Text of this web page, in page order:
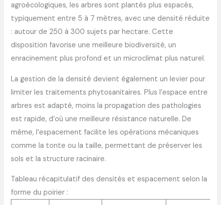
agroécologiques, les arbres sont plantés plus espacés,
typiquement entre 5 à 7 mètres, avec une densité réduite
: autour de 250 à 300 sujets par hectare. Cette
disposition favorise une meilleure biodiversité, un
enracinement plus profond et un microclimat plus naturel.
La gestion de la densité devient également un levier pour
limiter les traitements phytosanitaires. Plus l’espace entre
arbres est adapté, moins la propagation des pathologies
est rapide, d’où une meilleure résistance naturelle. De
même, l’espacement facilite les opérations mécaniques
comme la tonte ou la taille, permettant de préserver les
sols et la structure racinaire.
Tableau récapitulatif des densités et espacement selon la
forme du poirier :